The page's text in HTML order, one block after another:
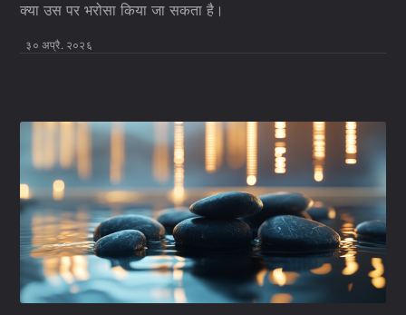
क्या उस पर भरोसा किया जा सकता है।
३० अप्रै. २०२६